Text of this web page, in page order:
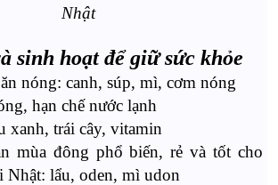
Nhật
sinh hoạt để giữ sức khỏe
nóng: canh, súp, mì, cơm nóng
hạn chế nước lạnh
xanh, trái cây, vitamin
mùa đông phổ biến, rẻ và tốt cho
Nhật: lẩu, oden, mì udon